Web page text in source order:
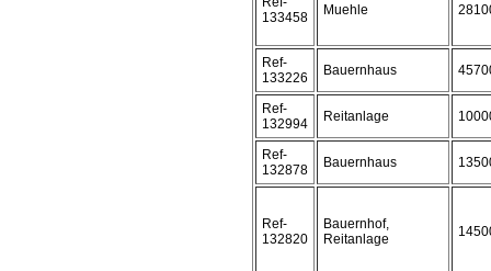
133458
Muehle
Ref-
133226
Bauernhaus
Ref-
132994
Reitanlage
Ref-
132878
Bauernhaus
Ref-
132820
Bauernhof,
Reitanlage